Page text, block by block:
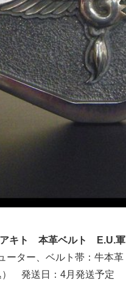
アキト 本革ベルト E.U.軍
ーター、ベルト帯：牛本革
） 発送日：4月発送予定